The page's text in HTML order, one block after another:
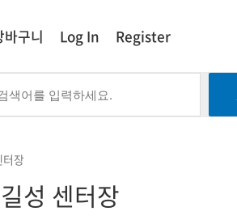
바구니 Log In Register
장
성 센터장